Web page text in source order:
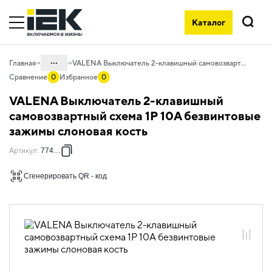
Каталог
Поиск
Главная ...
06. Изделия электроустановочные,
удлинители и силовые разъемы
изделия скрытого монтажа VALENA
слоновая кость
VALENA Выключатель 2-клавишный самовозвартный схема 1P 10А безвинтовые зажимы слоновая кость
Сравнение 0 Избранное 0
VALENA Выключатель 2-клавишный
самовозвартный схема 1P 10А безвинтовые
зажимы слоновая кость
Артикул: 774118
Сгенерировать QR - код